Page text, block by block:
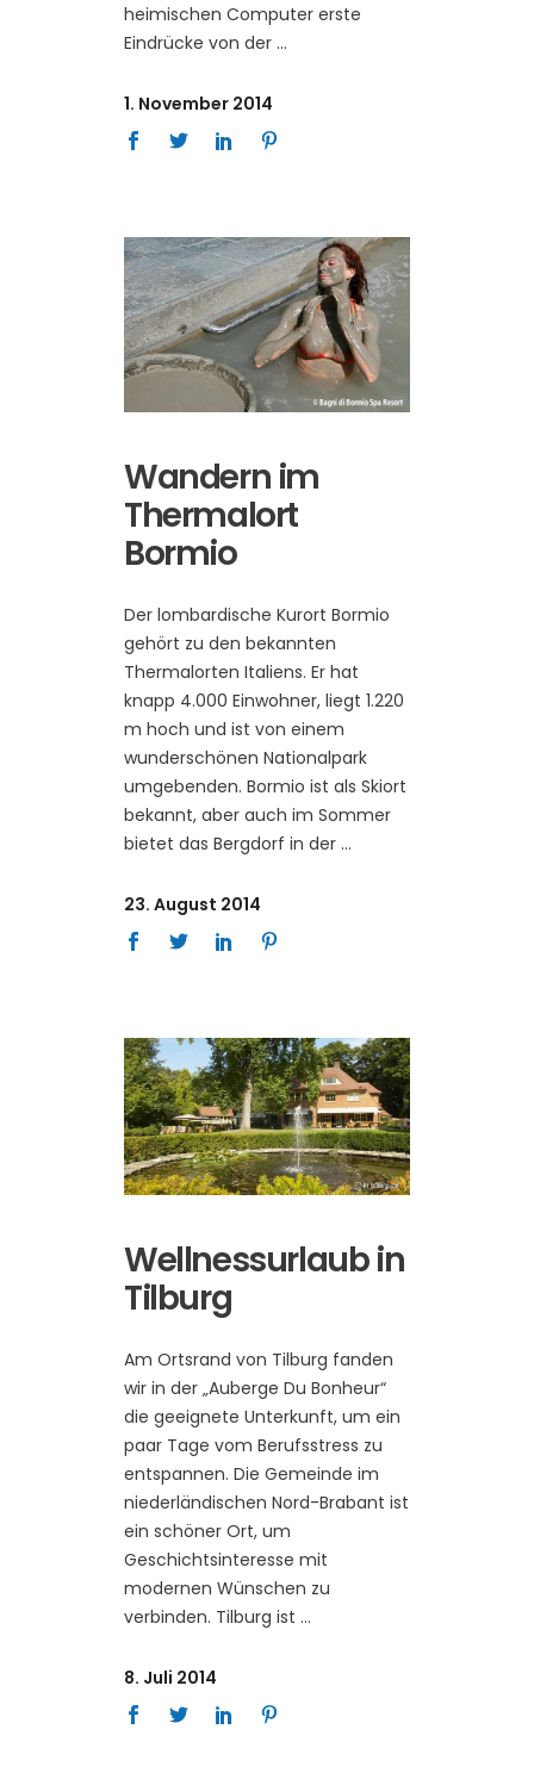
heimischen Computer erste
Eindrücke von der
1. November 2014
Wandern im
Thermalort
Bormio
Der lombardische Kurort Bormio
gehört zu den bekannten
Thermalorten Italiens. Er hat
knapp 4.000 Einwohner, liegt 1.220
m hoch und ist von einem
wunderschönen Nationalpark
umgebenden. Bormio ist als Skiort
bekannt, aber auch im Sommer
bietet das Bergdorf in der
23. August 2014
Wellnessurlaub in
Tilburg
Am Ortsrand von Tilburg fanden
wir in der „Auberge Du Bonheur“
die geeignete Unterkunft, um ein
paar Tage vom Berufsstress zu
entspannen. Die Gemeinde im
niederländischen Nord-Brabant ist
ein schöner Ort, um
Geschichtsinteresse mit
modernen Wünschen zu
verbinden. Tilburg ist
8. Juli 2014